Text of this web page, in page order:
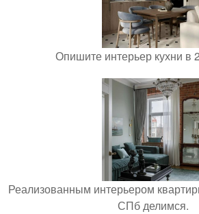
Опишите интерьер кухни в
Реализованным интерьером
СПб делимся.